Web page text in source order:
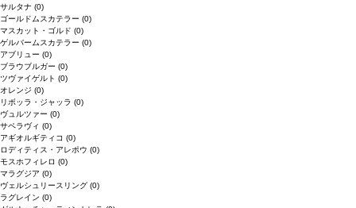
サルタナ (0)
ゴールドムスカテラー (0)
マスカット・ゴルド (0)
ゲルバームスカテラー (0)
アブリュー (0)
ブラウブルガー (0)
ツヴァイゲルト (0)
オレンジ (0)
リボッラ・ジャッラ (0)
ヴュルツァー (0)
サペラヴィ (0)
アギオルギティコ (0)
ロディティス・アレポウ (0)
モスホフィレロ (0)
マラグジア (0)
ヴェルシュリースリング (0)
ラグレイン (0)